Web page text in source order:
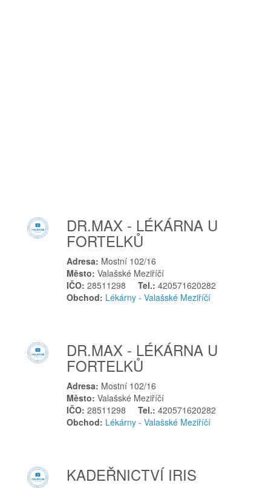
DR.MAX - LÉKÁRNA U
FORTELKŮ
Adresa: Mostní 102/16
Město: Valašské Meziříčí
IČO: 28511298 Tel.: 420571620282
Obchod: Lékárny - Valašské Meziříčí
DR.MAX - LÉKÁRNA U
FORTELKŮ
Adresa: Mostní 102/16
Město: Valašské Meziříčí
IČO: 28511298 Tel.: 420571620282
Obchod: Lékárny - Valašské Meziříčí
KADEŘNICTVÍ IRIS